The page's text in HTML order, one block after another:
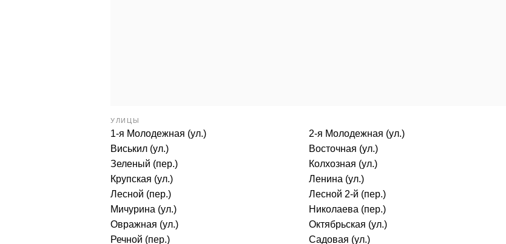
УЛИЦЫ
1-я Молодежная (ул.) 2-я Молодежная (ул.)
Виськил (ул.)
Восточная (ул.)
Зеленый (пер.)
Колхозная (ул.)
Крупская (ул.)
Ленина (ул.)
Лесной (пер.)
Лесной 2-й (пер.)
Мичурина (ул.)
Николаева (пер.)
Овражная (ул.)
Октябрьская (ул.)
Речной (пер.)
Садовая (ул.)